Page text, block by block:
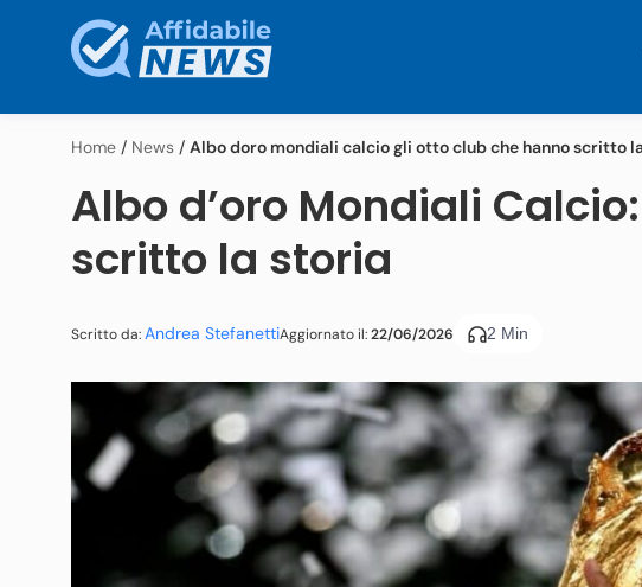
Home / News / Albo doro mondiali calcio gli otto club che hanno scritto
Albo d’oro Mondiali
scritto la storia
Scritto da:Andrea StefanettiAggiornato il:22/06/2026 2 Min